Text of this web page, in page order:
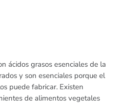
ácidos grasos esenciales de la
y son esenciales porque el
puede fabricar. Existen
de alimentos vegetales